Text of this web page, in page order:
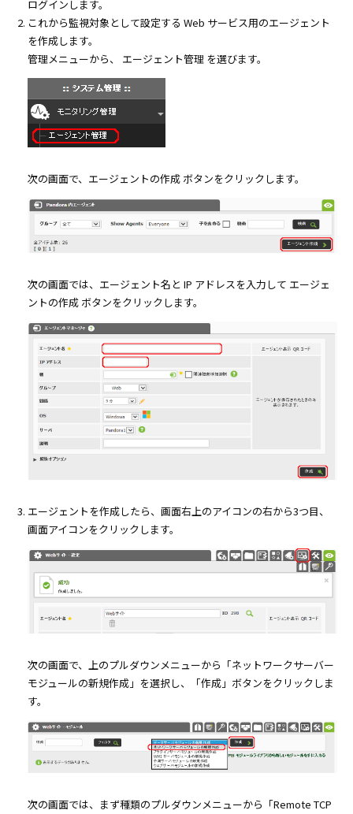
ログインします。
これから監視対象として設定する Web サービス用のエージェント
を作成します。
管理メニューから、 エージェント管理 を選びます。
次の画面で、エージェントの作成 ボタンをクリックします。
次の画面では、エージェント名と IP アドレスを入力して エージェ
ントの作成 ボタンをクリックします。
エージェントを作成したら、画面右上のアイコンの右から3つ目、
画面アイコンをクリックします。
次の画面で、上のプルダウンメニューから「ネットワークサーバー
モジュールの新規作成」を選択し、「作成」ボタンをクリックしま
す。
次の画面では、まず種類のプルダウンメニューから「Remote TCP